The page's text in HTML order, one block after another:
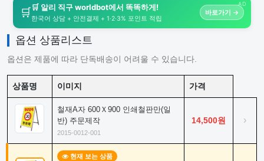
AD
🛒🛒 알리 직구 worldbot에서 똑똑하게!
한국어 상담 + 안전결제 + 1·2·3% 포인트 적립
바로가기 →
옵션 상품리스트
옵션은 제품에 따라 단독배송이 어려울 수 있습니다.
상품명 이미지 가격
철재A자 600Ｘ900 인쇄철판만(일
반) 주문제작
2015-0012-001
14,500원 ›
현재 보는 상품